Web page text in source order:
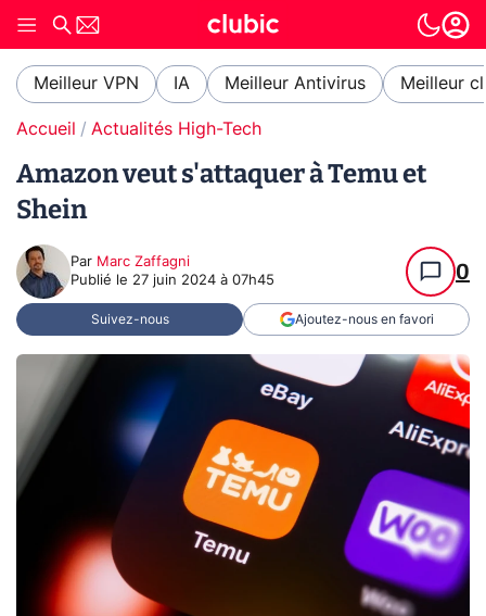
Meilleur VPN IA Meilleur Antivirus Meilleur
Accueil Actualités High-Tech
Amazon veut s'attaquer à Temu et
Shein
Par Marc Zaffagni
Publié le 27 juin 2024 à 07h45 0
Suivez-nous Ajoutez-nous en favori